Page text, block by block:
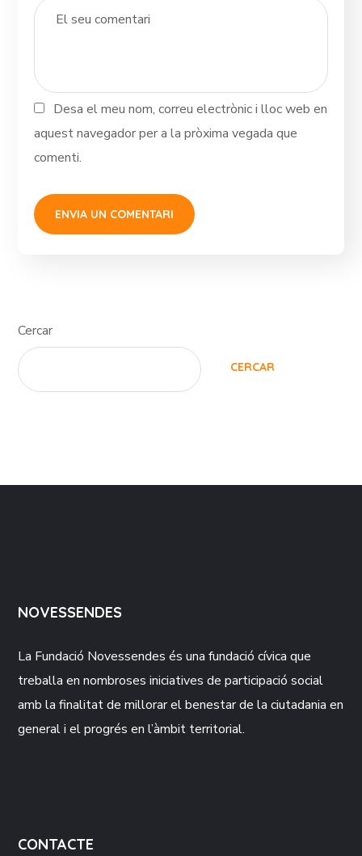
Desa el meu nom, correu electrònic i lloc web en
aquest navegador per a la pròxima vegada que
comenti.
Cercar
CERCAR
NOVESSENDES
La Fundació Novessendes és una fundació cívica que
treballa en nombroses iniciatives de participació social
amb la finalitat de millorar el benestar de la ciutadania en
general i el progrés en l’àmbit territorial.
CONTACTE